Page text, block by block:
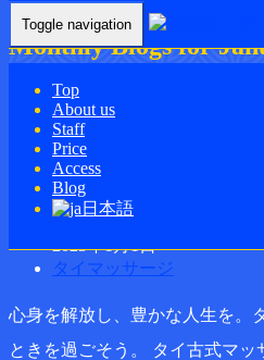
Toggle navigation
Top
About us
Staff
Price
Access
Blog
日本語
Monthly Blogs for
Home -Blogs for January, 2023
御徒町 上野 タイ古
ィ チューン
2023年1月1日
タイマッサージ
心身を解放し、豊かな人生を。
ときを過ごそう。 タイ古式マッ